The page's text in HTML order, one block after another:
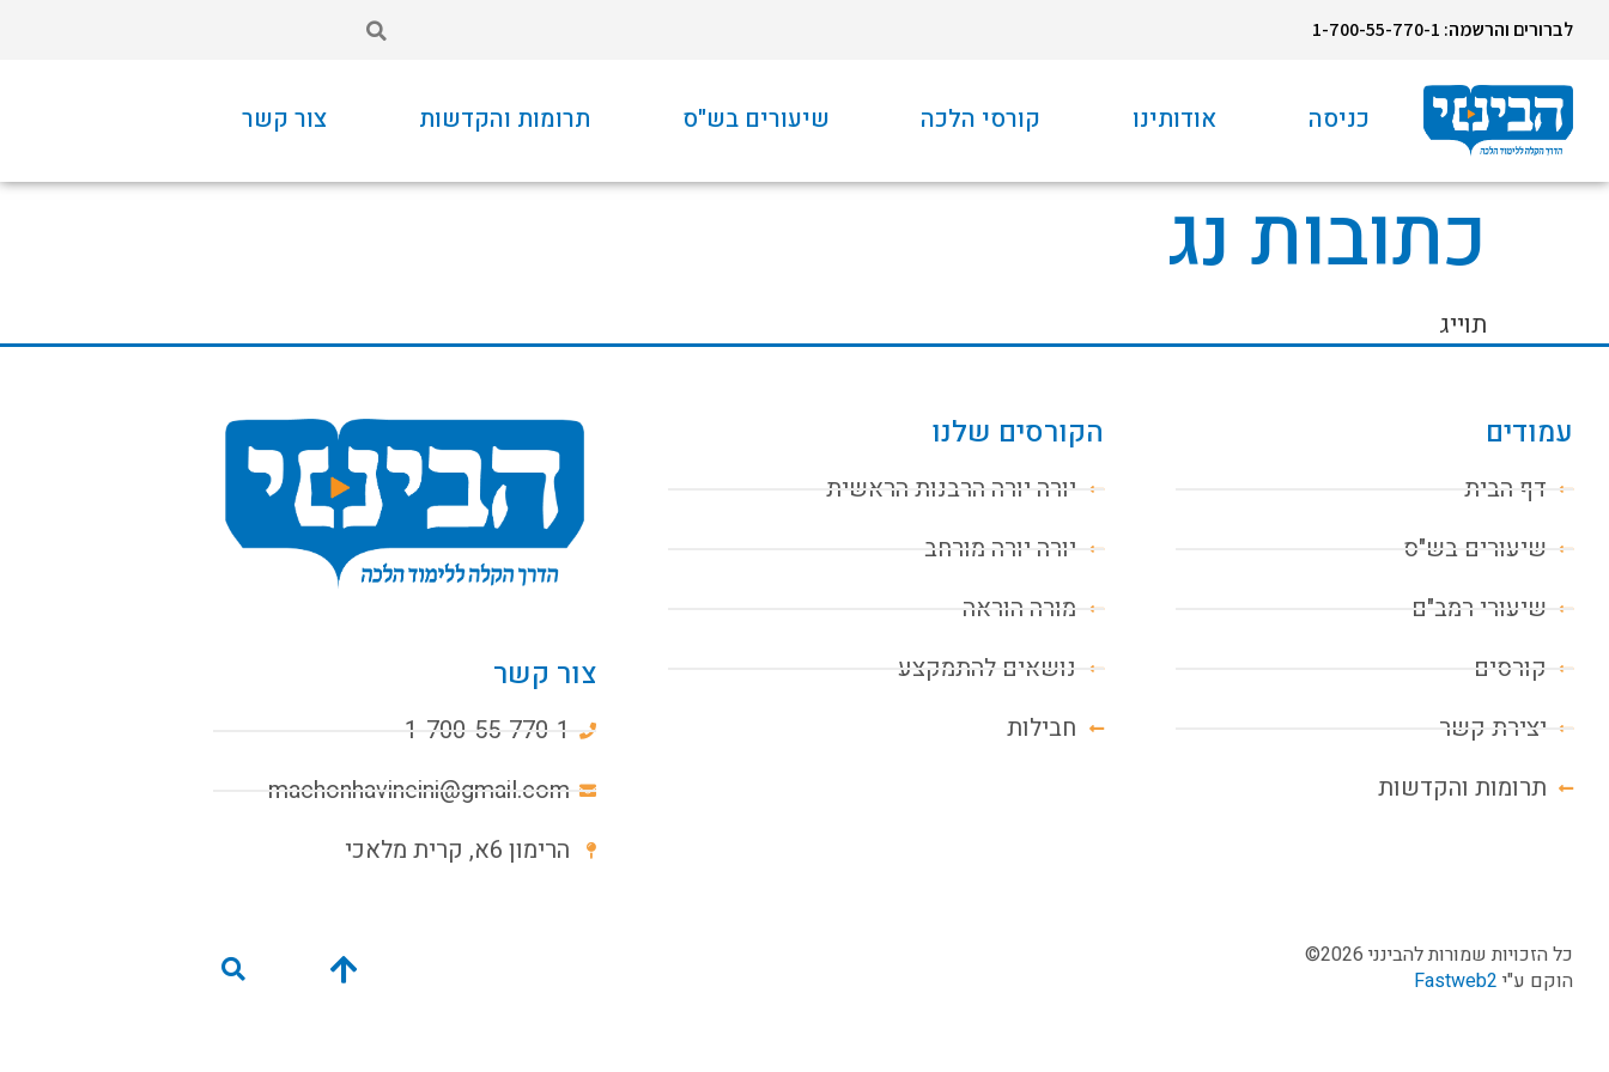
לברורים והרשמה: 1-700-55-770-1
כניסה אודותינו קורסי הלכה שיעורים בש"ס תרומות והקדשות צור קשר
כתובות נג
תוייג
עמודים
דף הבית
שיעורים בש"ס
שיעורי רמב"ם
קורסים
יצירת קשר
תרומות והקדשות
הקורסים שלנו
יורה יורה הרבנות הראשית
יורה יורה מורחב
מורה הוראה
נושאים להתמקצע
חבילות
צור קשר
1-700-55-770-1
machonhavineini@gmail.com
הרימון 6א, קרית מלאכי
כל הזכויות שמורות להבינני 2026©
הוקם ע"י Fastweb2